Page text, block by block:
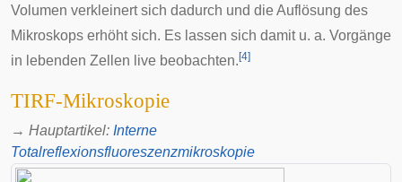
Volumen verkleinert sich dadurch und die Auflösung des
Mikroskops erhöht sich. Es lassen sich damit u. a. Vorgänge
in lebenden Zellen live beobachten. [4]
TIRF-Mikroskopie
→ Hauptartikel: Interne
Totalreflexionsfluoreszenzmikroskopie